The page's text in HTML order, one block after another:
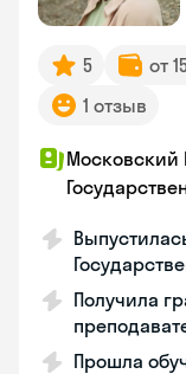
5 от
1 отзыв
Московский
Получила
Прошла